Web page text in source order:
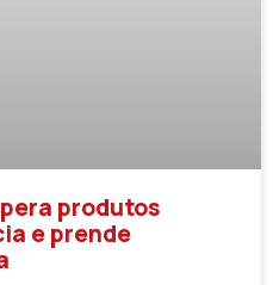
produtos
e prende